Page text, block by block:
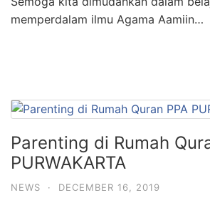
memperdalam ilmu Agama Aamiin…
Parenting di Rumah
PURWAKARTA
NEWS · DECEMBER 16, 2019